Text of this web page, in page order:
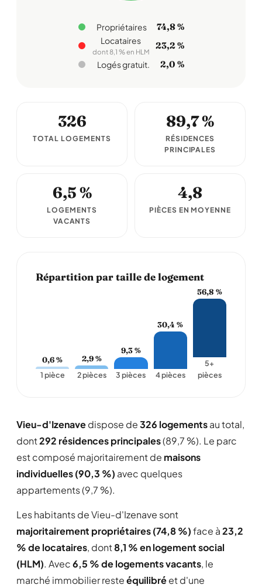
Propriétaires 74,8 %
Locataires
dont 8,1 % en HLM
23,2 %
Logés gratuit. 2,0 %
326
TOTAL LOGEMENTS
89,7 %
RÉSIDENCES
PRINCIPALES
6,5 %
LOGEMENTS
VACANTS
4,8
PIÈCES EN MOYENNE
Répartition par taille de logement
0,6 %
1 pièce
2,9 %
2 pièces
9,3 %
3 pièces
30,4 %
4 pièces
56,8 %
5+
pièces
Vieu-d'Izenavedispose de326 logementsau total,
dont292 résidences principales(89,7 %). Le parc
est composé majoritairement de maisons
individuelles (90,3 %) avec quelques
appartements (9,7 %).
Les habitants de Vieu-d'Izenave sont
majoritairement propriétaires (74,8 %)face à23,2
% de locataires, dont8,1 % en logement social
(HLM). Avec6,5 % de logements vacants, le
marché immobilier resteéquilibréet d'une